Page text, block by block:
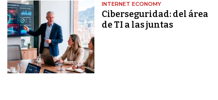
INTERNET ECONOMY
Ciberseguridad: del área
de TI a las juntas